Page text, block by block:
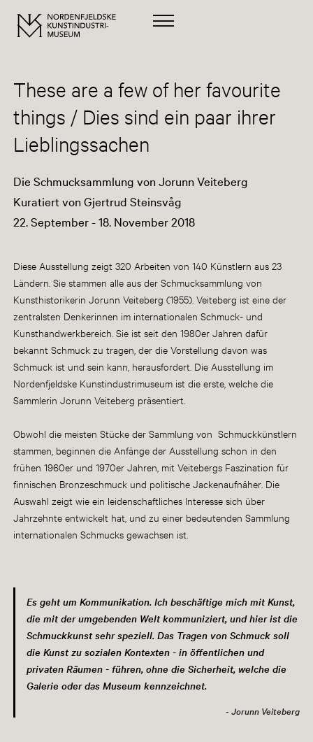
These are a few of her favourite
things / Dies sind ein paar ihrer
Lieblingssachen
Die Schmucksammlung von Jorunn Veiteberg
Kuratiert von Gjertrud Steinsvåg
22. September - 18. November 2018
Diese Ausstellung zeigt 320 Arbeiten von 140 Künstlern aus 23
Ländern. Sie stammen alle aus der Schmucksammlung von
Kunsthistorikerin Jorunn Veiteberg (1955). Veiteberg ist eine der
zentralsten Denkerinnen im internationalen Schmuck- und
Kunsthandwerkbereich. Sie ist seit den 1980er Jahren dafür
bekannt Schmuck zu tragen, der die Vorstellung davon was
Schmuck ist und sein kann, herausfordert. Die Ausstellung im
Nordenfjeldske Kunstindustrimuseum ist die erste, welche die
Sammlerin Jorunn Veiteberg präsentiert.
Obwohl die meisten Stücke der Sammlung von Schmuckkünstlern
stammen, beginnen die Anfänge der Ausstellung schon in den
frühen 1960er und 1970er Jahren, mit Veitebergs Faszination für
finnischen Bronzeschmuck und politische Jackenaufnäher. Die
Auswahl zeigt wie ein leidenschaftliches Interesse sich über
Jahrzehnte entwickelt hat, und zu einer bedeutenden Sammlung
internationalen Schmucks gewachsen ist.
Es geht um Kommunikation. Ich beschäftige mich mit Kunst,
die mit der umgebenden Welt kommuniziert, und hier ist die
Schmuckkunst sehr speziell. Das Tragen von Schmuck soll
die Kunst zu sozialen Kontexten - in öffentlichen und
privaten Räumen - führen, ohne die Sicherheit, welche die
Galerie oder das Museum kennzeichnet.
Jorunn Veiteberg